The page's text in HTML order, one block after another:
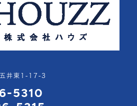
井東1-17-3
5310